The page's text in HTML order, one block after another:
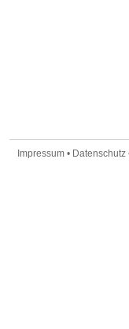
Impressum • Datenschutz